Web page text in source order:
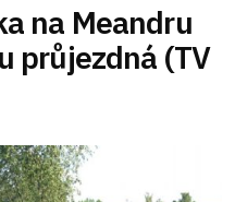
na Meandru
průjezdná (TV